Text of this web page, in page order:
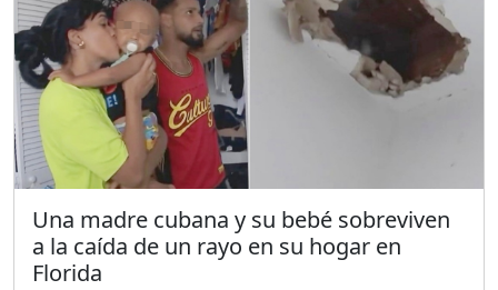
Una madre cubana y su bebé sobreviven
a la caída de un rayo en su hogar en
Florida